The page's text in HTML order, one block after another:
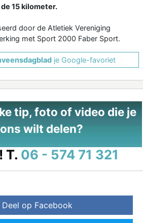
15 kilometer.
door de Atletiek Vereniging
met Sport 2000 Faber Sport.
je Google-favoriet
tip, foto of video die je
wilt delen?
T. 06 - 574 71 321
Deel op Facebook